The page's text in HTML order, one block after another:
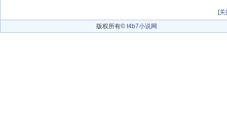
[关
版权所有© t4b7小说网